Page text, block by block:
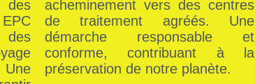
des
acheminement vers des centres
de traitement agréés. Une
démarche responsable et
conforme, contribuant à la
préservation de notre planète.